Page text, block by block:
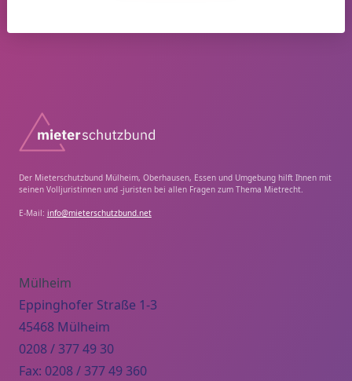
Der Mieterschutzbund Mülheim, Oberhausen, Essen und Umgebung hilft Ihnen mit
seinen Volljuristinnen und -juristen bei allen Fragen zum Thema Mietrecht.
E-Mail: info@mieterschutzbund.net
Mülheim
Eppinghofer Straße 1-3
45468 Mülheim
0208 / 377 49 30
Fax: 0208 / 377 49 360